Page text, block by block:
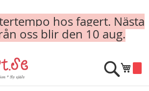
hos fagert. Nästa
oss blir den 10 aug.
Min
Sök